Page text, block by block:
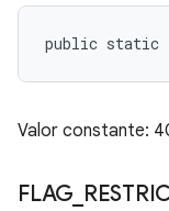
public static
Valor constante:
FLAG